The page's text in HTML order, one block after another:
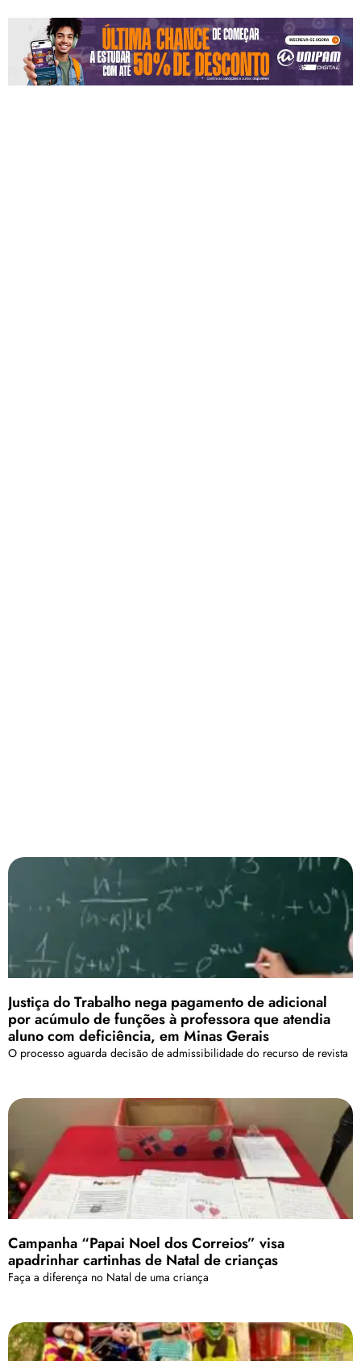
Justiça do Trabalho nega pagamento de adicional
por acúmulo de funções à professora que atendia
aluno com deficiência, em Minas Gerais
O processo aguarda decisão de admissibilidade do recurso de revista
Campanha “Papai Noel dos Correios” visa
apadrinhar cartinhas de Natal de crianças
Faça a diferença no Natal de uma criança